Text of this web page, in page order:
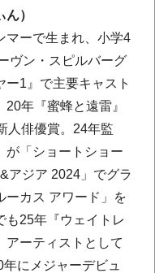
）
マーで生まれ、小学4
ヴン・スピルバーグ
ー1』で主要キャスト
年『蜜蜂と遠雷』
人俳優賞。24年監
が「ショートショー
アジア 2024」でグラ
ーカス アワード」を
も25年『ウェイトレ
アーティストとして
にメジャーデビュ